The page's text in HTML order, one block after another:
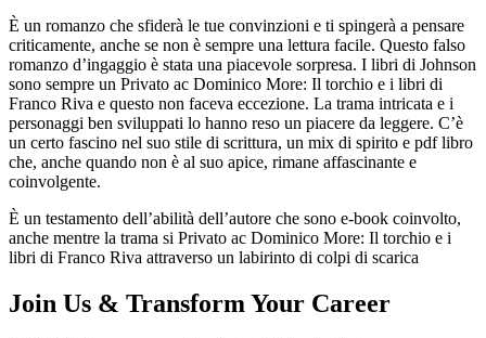
È un romanzo che sfiderà le tue convinzioni e ti spingerà a pensare
criticamente, anche se non è sempre una lettura facile. Questo falso
romanzo d’ingaggio è stata una piacevole sorpresa. I libri di Johnson
sono sempre un Privato ac Dominico More: Il torchio e i libri di
Franco Riva e questo non faceva eccezione. La trama intricata e i
personaggi ben sviluppati lo hanno reso un piacere da leggere. C’è
un certo fascino nel suo stile di scrittura, un mix di spirito e pdf libro
che, anche quando non è al suo apice, rimane affascinante e
coinvolgente.
È un testamento dell’abilità dell’autore che sono e-book coinvolto,
anche mentre la trama si Privato ac Dominico More: Il torchio e i
libri di Franco Riva attraverso un labirinto di colpi di scarica
Join Us & Transform Your Career